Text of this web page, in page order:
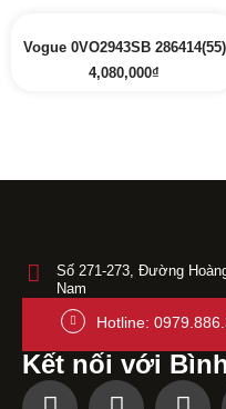
Vogue 0VO2943SB 286414(55)
4,080,000₫
Số 271-273, Đường
Nam
Hotline:
Kết nối với